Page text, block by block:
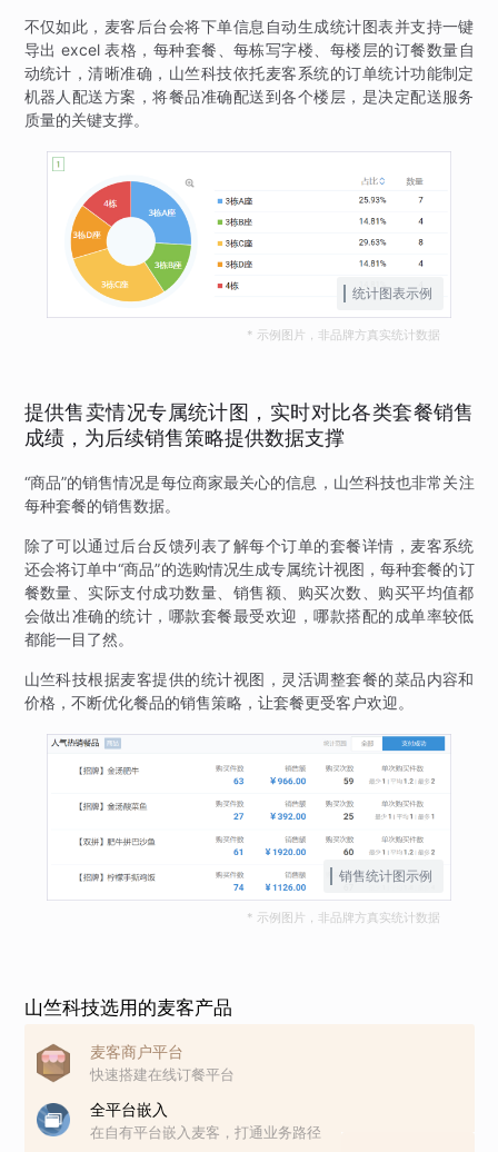
不仅如此，麦客后台会将下单信息自动生成统计图表并支持一键
导出 excel 表格，每种套餐、每栋写字楼、每楼层的订餐数量自
动统计，清晰准确，山竺科技依托麦客系统的订单统计功能制定
机器人配送方案，将餐品准确配送到各个楼层，是决定配送服务
质量的关键支撑。
统计图表示例
* 示例图片，非品牌方真实统计数据
提供售卖情况专属统计图，实时对比各类套餐销售
成绩，为后续销售策略提供数据支撑
“商品”的销售情况是每位商家最关心的信息，山竺科技也非常关注
每种套餐的销售数据。
除了可以通过后台反馈列表了解每个订单的套餐详情，麦客系统
还会将订单中“商品”的选购情况生成专属统计视图，每种套餐的订
餐数量、实际支付成功数量、销售额、购买次数、购买平均值都
会做出准确的统计，哪款套餐最受欢迎，哪款搭配的成单率较低
都能一目了然。
山竺科技根据麦客提供的统计视图，灵活调整套餐的菜品内容和
价格，不断优化餐品的销售策略，让套餐更受客户欢迎。
销售统计图示例
* 示例图片，非品牌方真实统计数据
山竺科技选用的麦客产品
麦客商户平台
快速搭建在线订餐平台
全平台嵌入
在自有平台嵌入麦客，打通业务路径